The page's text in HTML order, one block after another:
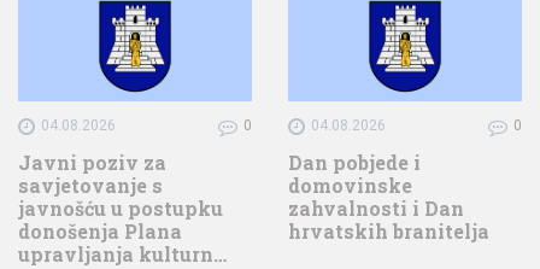
04.08.2026 0
Javni poziv za
savjetovanje s
javnošću u postupku
donošenja Plana
upravljanja kulturn…
04.08.2026 0
Dan pobjede i
domovinske
zahvalnosti i Dan
hrvatskih branitelja